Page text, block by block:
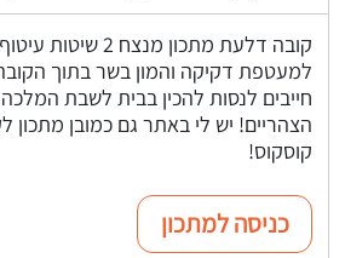
קובה דלעת מתכון
למעטפת דקיקה והמון בשר בתוך
חייבים לנסות להכין בבית לשבת
הצהריים! יש לי באתר גם כמובן מתכון
קוסקוס!
כניסה למתכון